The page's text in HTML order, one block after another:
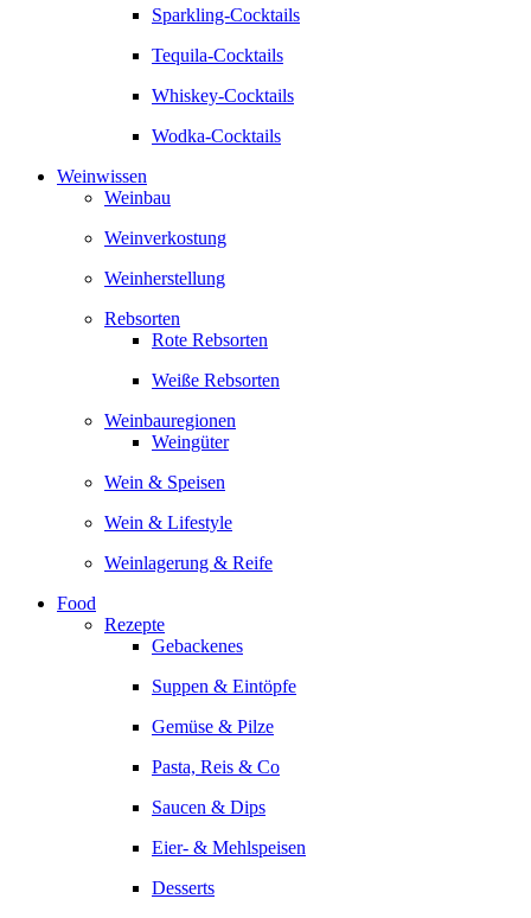
Sparkling-Cocktails
Tequila-Cocktails
Whiskey-Cocktails
Wodka-Cocktails
Weinwissen
Weinbau
Weinverkostung
Weinherstellung
Rebsorten
Rote Rebsorten
Weiße Rebsorten
Weinbauregionen
Weingüter
Wein & Speisen
Wein & Lifestyle
Weinlagerung & Reife
Food
Rezepte
Gebackenes
Suppen & Eintöpfe
Gemüse & Pilze
Pasta, Reis & Co
Saucen & Dips
Eier- & Mehlspeisen
Desserts